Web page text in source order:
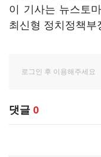
이 기사는 뉴스토
최신형 정치정책부
댓글 0